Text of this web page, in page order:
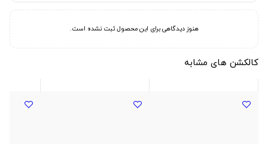
هنوز دیدگاهی برای این محصول ثبت نشده است.
کالکشن های مشابه